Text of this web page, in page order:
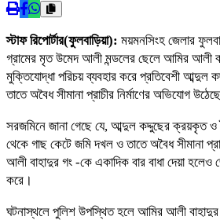
স্টাফ রিপোর্টার(ফুলবাড়িয়া): ময়মনসিংহ জেলার
গ্রামের মৃত উমেদ আলী মন্ডলের ছেলে আমির আলী
মুক্তিযোদ্ধা পরিচয় ব্যবহার করে প্রতিবেশী আব্দুল
তাতে অবৈধ সীমানা প্রাচীর নির্মাণের অভিযোগ
সরজমিনে জানা গেছে যে, আব্দুল কদ্দুছের ক্রয়কৃত ও
থেকে গাছ কেটে জমি দখল ও তাতে অবৈধ সীমানা
আলী বাহাদুর গং -কে একাদিক বার বাধা দেয়া হলেও
করে।
ঘটনাস্থলে পুলিশ উপস্থিত হলে আমির আলী